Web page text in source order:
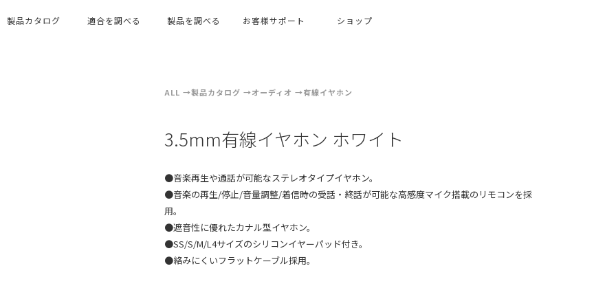
製品カタログ 適合を調べる 製品を調べる お客様サポート ショップ
ALL 製品カタログ オーディオ 有線イヤホン
3.5mm有線イヤホン ホワイト
●音楽再生や通話が可能なステレオタイプイヤホン。
●音楽の再生/停止/音量調整/着信時の受話・終話が可能な高感度マイク搭載のリモコンを採
用。
●遮音性に優れたカナル型イヤホン。
●SS/S/M/L4サイズのシリコンイヤーパッド付き。
●絡みにくいフラットケーブル採用。